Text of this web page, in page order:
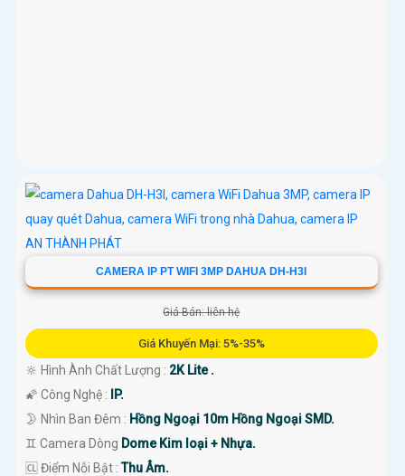
CAMERA IP PT WIFI 3MP DAHUA DH-H3I
Giá Bán: liên hệ
Giá Khuyến Mại: 5%-35%
🔆 Hình Ành Chất Lượng : 2K Lite .
🌠 Công Nghệ :
IP.
🌛 Nhìn Ban Đêm : Hồng Ngoại 10m Hồng Ngoại SMD.
♊ Camera Dòng Dome Kim loại + Nhựa.
️🆑 Điểm Nỗi Bật :Thu Âm.